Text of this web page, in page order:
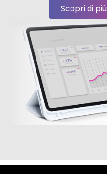
Scopri di più